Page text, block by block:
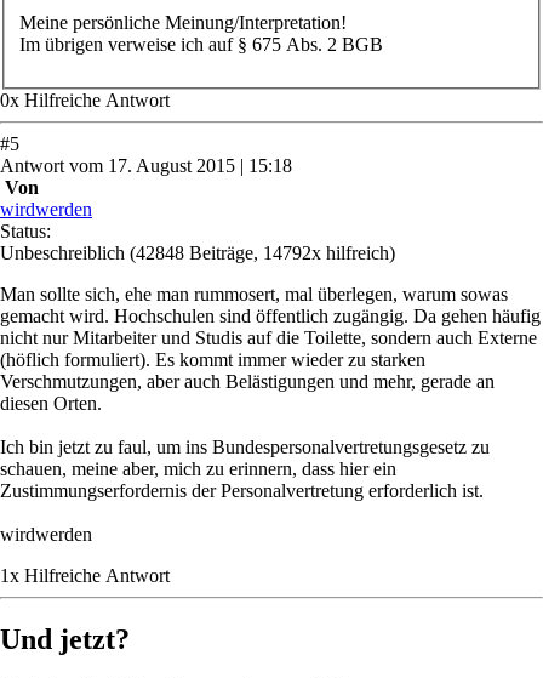
Meine persönliche Meinung/Interpretation!
Im übrigen verweise ich auf § 675 Abs. 2 BGB
0x Hilfreiche Antwort
#5
Antwort vom 17. August 2015 | 15:18
Von
wirdwerden
Status:
Unbeschreiblich (42848 Beiträge, 14792x hilfreich)
Man sollte sich, ehe man rummosert, mal überlegen, warum sowas
gemacht wird. Hochschulen sind öffentlich zugängig. Da gehen häufig
nicht nur Mitarbeiter und Studis auf die Toilette, sondern auch Externe
(höflich formuliert). Es kommt immer wieder zu starken
Verschmutzungen, aber auch Belästigungen und mehr, gerade an
diesen Orten.
Ich bin jetzt zu faul, um ins Bundespersonalvertretungsgesetz zu
schauen, meine aber, mich zu erinnern, dass hier ein
Zustimmungserfordernis der Personalvertretung erforderlich ist.
wirdwerden
1x Hilfreiche Antwort
Und jetzt?